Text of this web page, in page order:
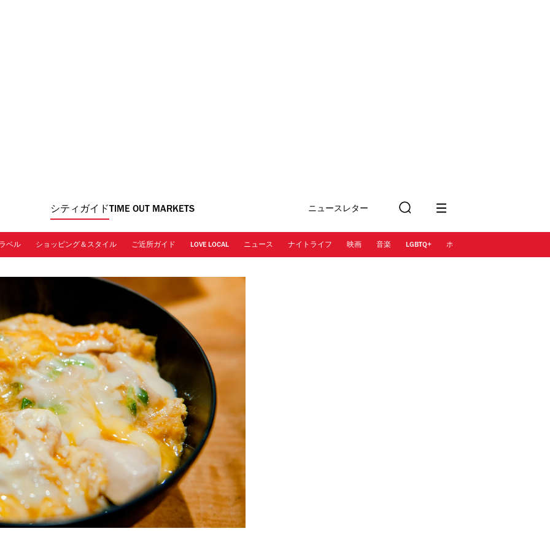
シティガイド TIME OUT MARKETS ニュースレター
に登録
索
ベル ショッピング＆スタイル ご近所ガイド LOVE LOCAL ニュース ナイトライフ 映画 音楽 LGBTQ+ ホテル